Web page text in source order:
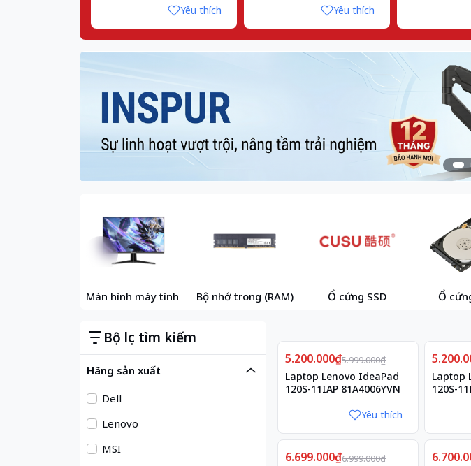
Yêu thích
Yêu thích
Màn hình máy tính Bộ nhớ trong (RAM) Ổ cứng SSD Ổ
Bộ lọc tìm kiếm
Hãng sản xuất
Dell
Lenovo
MSI
Giảm13%
5.200.000₫5.999.000₫
Laptop Lenovo IdeaPad
120S-11IAP 81A4006YVN
Yêu thích
Giảm
Laptop
120S-
Giảm4%
6.699.000₫6.999.000₫ Giảm9%